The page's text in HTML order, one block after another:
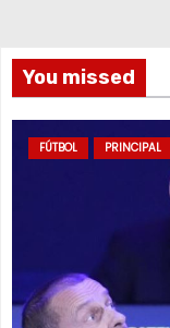
You missed
FÚTBOL PRINCIPAL